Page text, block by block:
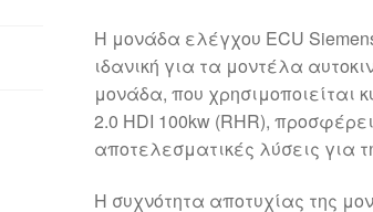
Η μονάδα ελέγχου ECU
ιδανική για τα μοντέλα
μονάδα, που χρησιμοποιείται
2.0 HDI 100kw (RHR),
αποτελεσματικές λύσεις για
Η συχνότητα αποτυχίας της